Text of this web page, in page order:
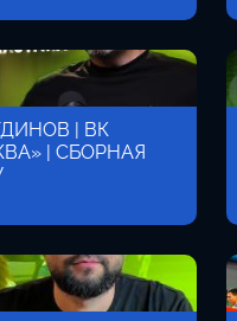
| ВК
| СБОРНАЯ